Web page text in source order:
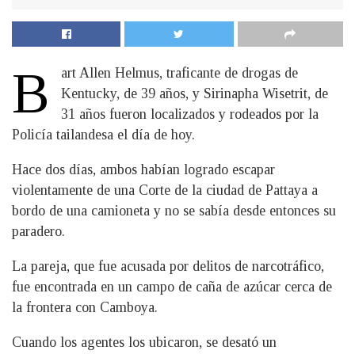
B
art Allen Helmus, traficante de drogas de
Kentucky, de 39 años, y Sirinapha Wisetrit, de
31 años fueron localizados y rodeados por la
Policía tailandesa el día de hoy.
Hace dos días, ambos habían logrado escapar
violentamente de una Corte de la ciudad de Pattaya a
bordo de una camioneta y no se sabía desde entonces su
paradero.
La pareja, que fue acusada por delitos de narcotráfico,
fue encontrada en un campo de caña de azúcar cerca de
la frontera con Camboya.
Cuando los agentes los ubicaron, se desató un